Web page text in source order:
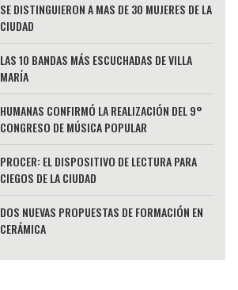
SE DISTINGUIERON A MAS DE 30 MUJERES DE LA
CIUDAD
LAS 10 BANDAS MÁS ESCUCHADAS DE VILLA
MARÍA
HUMANAS CONFIRMÓ LA REALIZACIÓN DEL 9°
CONGRESO DE MÚSICA POPULAR
PROCER: EL DISPOSITIVO DE LECTURA PARA
CIEGOS DE LA CIUDAD
DOS NUEVAS PROPUESTAS DE FORMACIÓN EN
CERÁMICA